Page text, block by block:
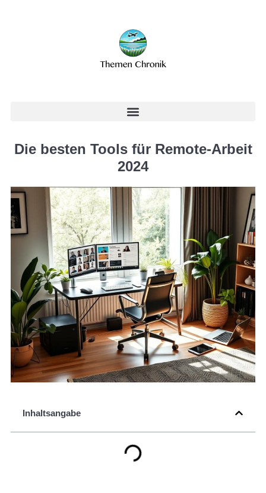
Die besten Tools für Remote-Arbeit
2024
Inhaltsangabe